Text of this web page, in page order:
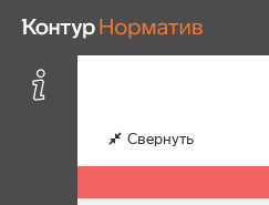
Свернуть